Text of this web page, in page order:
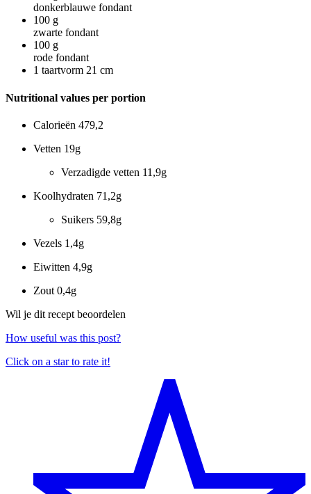
donkerblauwe fondant
100 g
zwarte fondant
100 g
rode fondant
1 taartvorm 21 cm
Nutritional values per portion
Calorieën 479,2
Vetten 19g
Verzadigde vetten 11,9g
Koolhydraten 71,2g
Suikers 59,8g
Vezels 1,4g
Eiwitten 4,9g
Zout 0,4g
Wil je dit recept beoordelen
How useful was this post?
Click on a star to rate it!